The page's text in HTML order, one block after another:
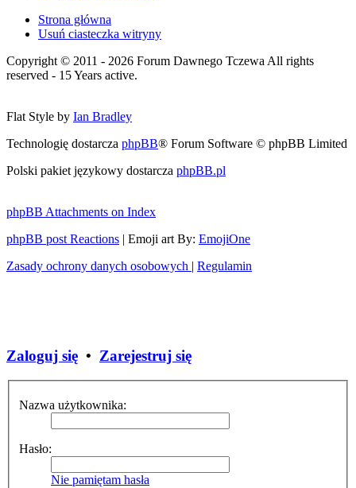
Strona główna
Usuń ciasteczka witryny
Copyright © 2011 - 2026 Forum Dawnego Tczewa All rights
reserved - 15 Years active.
Flat Style by Ian Bradley
Technologię dostarcza phpBB® Forum Software © phpBB Limited
Polski pakiet językowy dostarcza phpBB.pl
phpBB Attachments on Index
phpBB post Reactions | Emoji art By: EmojiOne
Zasady ochrony danych osobowych | Regulamin
Zaloguj się • Zarejestruj się
Nazwa użytkownika:
Hasło:
Nie pamiętam hasła